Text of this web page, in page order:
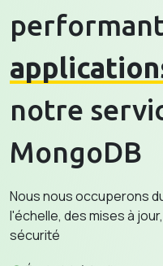
notre
MongoDB
Nous nous occuperons
l'échelle, des mises à
sécurité